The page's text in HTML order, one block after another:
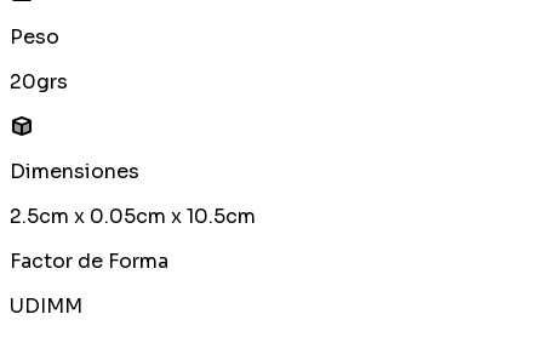
Peso
20grs
Dimensiones
2.5cm x 0.05cm x 10.5cm
Factor de Forma
UDIMM